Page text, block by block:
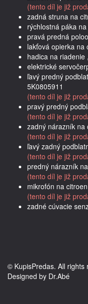
(tento díl je již
zadná struna na
rýchlostná páka
pravá predná
lakťová opierka na
hadica na
elektrické
ľavý predný
5K0805911
(tento díl je již
pravý predný
(tento díl je již
zadný nárazník na
(tento díl je již
ľavý zadný
(tento díl je již
predný nárazník
(tento díl je již
mikrofón na
(tento díl je již
zadné cúvacie
© KupisPredas. All rights
Designed by Dr.Abé